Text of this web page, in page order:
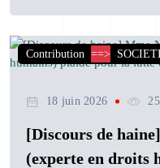
Contribution ==>
18 juin 2026
[Discours de
(experte en droits